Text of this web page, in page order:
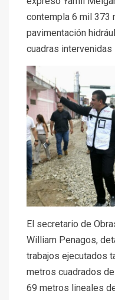
contempla 6 mil 373
pavimentación
cuadras intervenidas
El secretario de
William Penagos,
trabajos ejecutados
metros cuadrados
69 metros lineales